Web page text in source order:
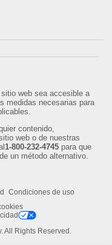
de cáncer,
reproductivos.
web sea accesible a
medidas necesarias para
contenido,
web o de nuestras
1-800-232-4745 para que
un método alternativo.
Condiciones de uso
All Rights Reserved.